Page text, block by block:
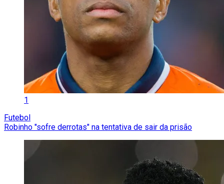
1
Futebol
Robinho "sofre derrotas" na tentativa de sair da prisão